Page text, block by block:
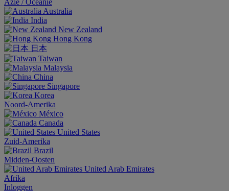
Aziё / Oceaniё
Australia
India
New Zealand
Hong Kong
日本
Taiwan
Malaysia
China
Singapore
Korea
Noord-Amerika
México
Canada
United States
Zuid-Amerika
Brazil
Midden-Oosten
United Arab Emirates
Afrika
Inloggen